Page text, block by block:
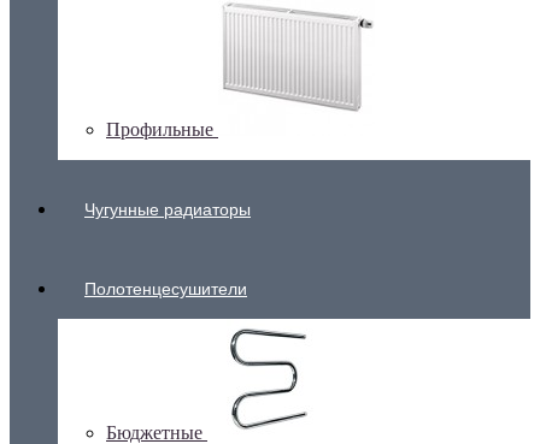
Профильные
Чугунные радиаторы
Полотенцесушители
Бюджетные